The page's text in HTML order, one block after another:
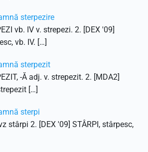
sterpezire
vb. IV v. strepezi. 2. [DEX '09]
vb. IV. […]
sterpezit
-Ă adj. v. strepezit. 2. [MDA2]
[…]
sterpi
stârpi 2. [DEX '09] STÂRPI, stârpesc,